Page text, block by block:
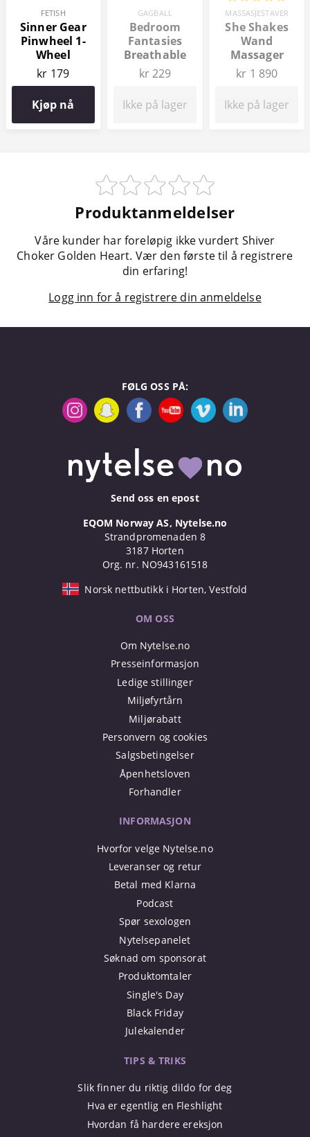
FETISH
Sinner Gear
Pinwheel 1-
Wheel
Wartenberg
kr 179
Kjøp nå
GAGBALL
Bedroom
Fantasies
Breathable
Silicone Ball
Gag
kr 229
Ikke på lager
MASSASJESTAVER
She Shakes
Wand
Massager
kr 1 890
Ikke på lager
Produktanmeldelser
Våre kunder har foreløpig ikke vurdert Shiver
Choker Golden Heart. Vær den første til å registrere
din erfaring!
Logg inn for å registrere din anmeldelse
FØLG OSS PÅ:
Send oss en epost
EQOM Norway AS, Nytelse.no
Strandpromenaden 8
3187 Horten
Org. nr. NO943161518
Norsk nettbutikk i Horten, Vestfold
OM OSS
Om Nytelse.no
Presseinformasjon
Ledige stillinger
Miljøfyrtårn
Miljørabatt
Personvern og cookies
Salgsbetingelser
Åpenhetsloven
Forhandler
INFORMASJON
Hvorfor velge Nytelse.no
Leveranser og retur
Betal med Klarna
Podcast
Spør sexologen
Nytelsepanelet
Søknad om sponsorat
Produktomtaler
Single's Day
Black Friday
Julekalender
TIPS & TRIKS
Slik finner du riktig dildo for deg
Hva er egentlig en Fleshlight
Hvordan få hardere ereksjon